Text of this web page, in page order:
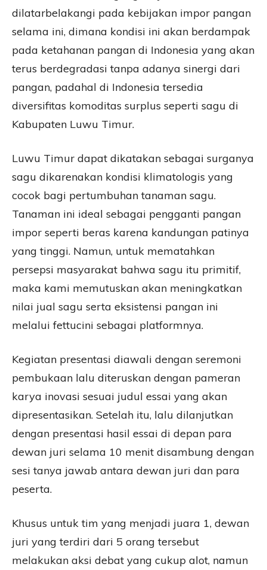
dilatarbelakangi pada kebijakan impor pangan
selama ini, dimana kondisi ini akan berdampak
pada ketahanan pangan di Indonesia yang akan
terus berdegradasi tanpa adanya sinergi dari
pangan, padahal di Indonesia tersedia
diversifitas komoditas surplus seperti sagu di
Kabupaten Luwu Timur.
Luwu Timur dapat dikatakan sebagai surganya
sagu dikarenakan kondisi klimatologis yang
cocok bagi pertumbuhan tanaman sagu.
Tanaman ini ideal sebagai pengganti pangan
impor seperti beras karena kandungan patinya
yang tinggi. Namun, untuk mematahkan
persepsi masyarakat bahwa sagu itu primitif,
maka kami memutuskan akan meningkatkan
nilai jual sagu serta eksistensi pangan ini
melalui fettucini sebagai platformnya.
Kegiatan presentasi diawali dengan seremoni
pembukaan lalu diteruskan dengan pameran
karya inovasi sesuai judul essai yang akan
dipresentasikan. Setelah itu, lalu dilanjutkan
dengan presentasi hasil essai di depan para
dewan juri selama 10 menit disambung dengan
sesi tanya jawab antara dewan juri dan para
peserta.
Khusus untuk tim yang menjadi juara 1, dewan
juri yang terdiri dari 5 orang tersebut
melakukan aksi debat yang cukup alot, namun